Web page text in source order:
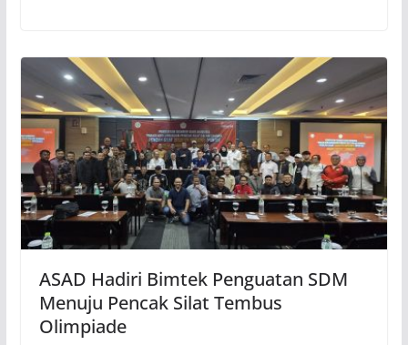
ASAD Hadiri Bimtek Penguatan SDM
Menuju Pencak Silat Tembus
Olimpiade